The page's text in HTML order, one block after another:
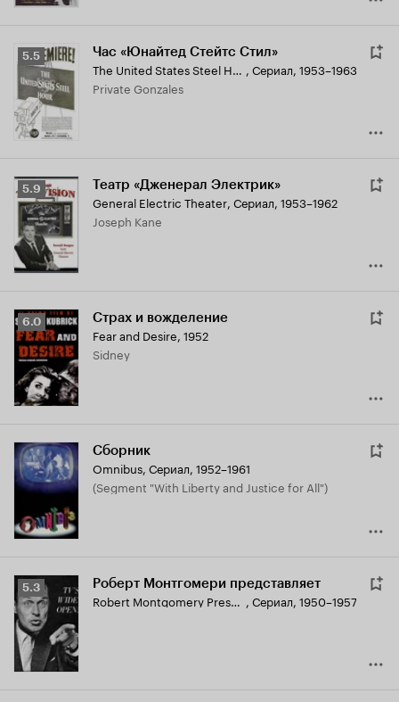
Рейтинг
Кинопоиска
5.5
5.5 Час «Юнайтед Стейтс Стил»
The United States Steel Hour , Сериал, 1953–1963
Private Gonzales
Рейтинг
Кинопоиска
5.9
5.9 Театр «Дженерал Электрик»
General Electric Theater, Сериал, 1953–1962
Joseph Kane
Рейтинг
Кинопоиска
6.0
6.0 Страх и вожделение
Fear and Desire, 1952
Sidney
Сборник
Omnibus, Сериал, 1952–1961
(segment "With Liberty and Justice for All")
Рейтинг
Кинопоиска
5.3
5.3 Роберт Монтгомери представляет
Robert Montgomery Presents , Сериал, 1950–1957